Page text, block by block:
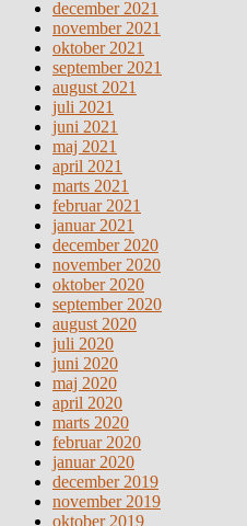
december 2021
november 2021
oktober 2021
september 2021
august 2021
juli 2021
juni 2021
maj 2021
april 2021
marts 2021
februar 2021
januar 2021
december 2020
november 2020
oktober 2020
september 2020
august 2020
juli 2020
juni 2020
maj 2020
april 2020
marts 2020
februar 2020
januar 2020
december 2019
november 2019
oktober 2019